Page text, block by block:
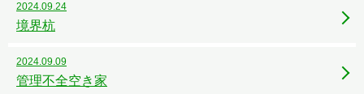
2024.09.24
境界杭
2024.09.09
管理不全空き家